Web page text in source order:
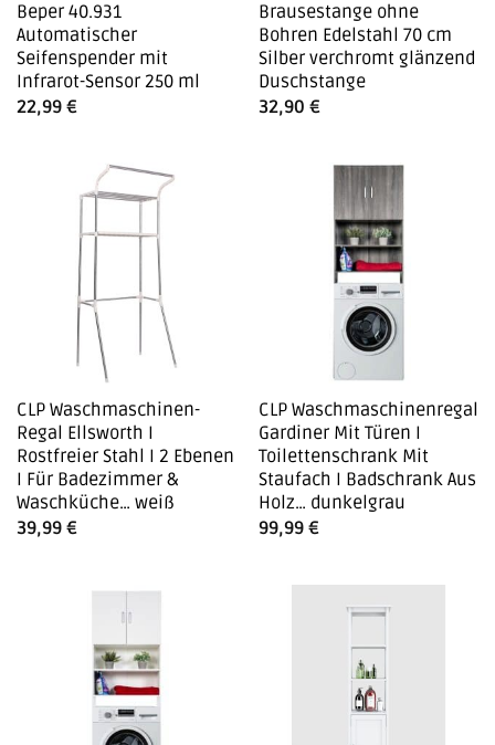
Beper 40.931
Automatischer
Seifenspender mit
Infrarot-Sensor 250 ml
22,99 €
Brausestange ohne
Bohren Edelstahl 70 cm
Silber verchromt glänzend
Duschstange
32,90 €
CLP Waschmaschinen-
Regal Ellsworth I
Rostfreier Stahl I 2 Ebenen
I Für Badezimmer &
Waschküche… weiß
39,99 €
CLP Waschmaschinenregal
Gardiner Mit Türen I
Toilettenschrank Mit
Staufach I Badschrank Aus
Holz… dunkelgrau
99,99 €